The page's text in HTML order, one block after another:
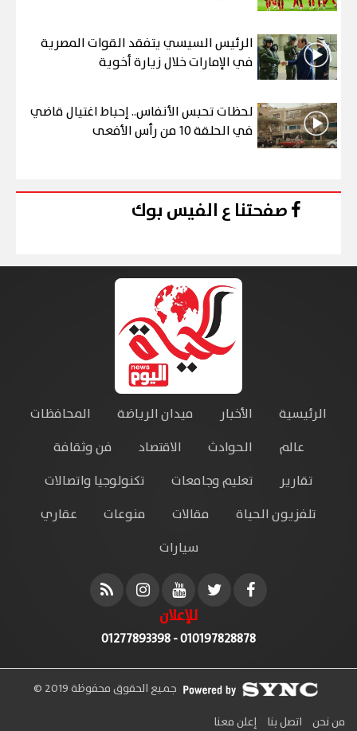
الرئيس السيسي يتفقد القوات المصرية
في الإمارات خلال زيارة أخوية
لحظات تحبس الأنفاس.. إحباط اغتيال قاضي
في الحلقة 10 من رأس الأفعى
صفحتنا ع الفيس بوك
الرئيسية الأخبار ميدان الرياضة
المحافظات
عالم
الحوادث الاقتصاد
فن وثقافة
تقارير
تعليم وجامعات
تكنولوجيا واتصالات
تلفزيون الحياة
مقالات منوعات
عقاري
سيارات
للإعلان
010197828878 - 01277893398
جميع الحقوق محفوظة 2019 ©
من نحن
اتصل بنا إعلن معنا